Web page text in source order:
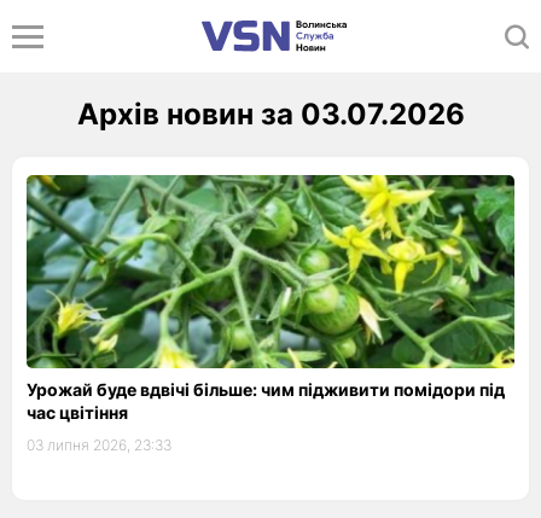
Архів новин за 03.07.2026
Урожай буде вдвічі більше: чим підживити помідори під
час цвітіння
03 липня 2026, 23:33